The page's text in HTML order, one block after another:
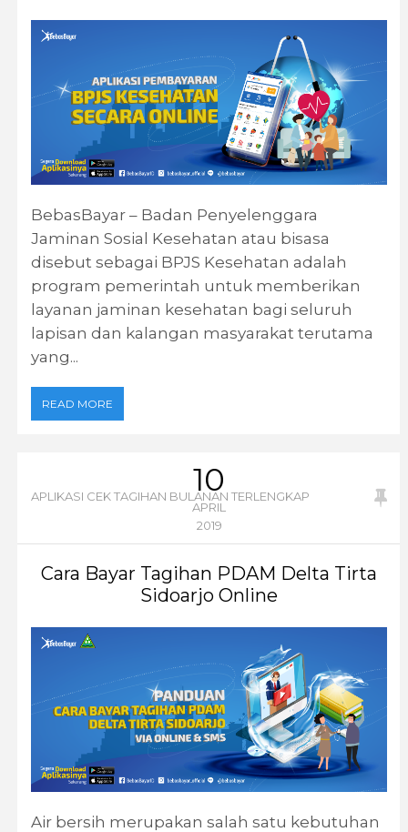
BebasBayar – Badan Penyelenggara
Jaminan Sosial Kesehatan atau bisasa
disebut sebagai BPJS Kesehatan adalah
program pemerintah untuk memberikan
layanan jaminan kesehatan bagi seluruh
lapisan dan kalangan masyarakat terutama
yang...
READ MORE
10
APRIL
2019
APLIKASI CEK TAGIHAN BULANAN TERLENGKAP
Cara Bayar Tagihan PDAM Delta Tirta
Sidoarjo Online
Air bersih merupakan salah satu kebutuhan